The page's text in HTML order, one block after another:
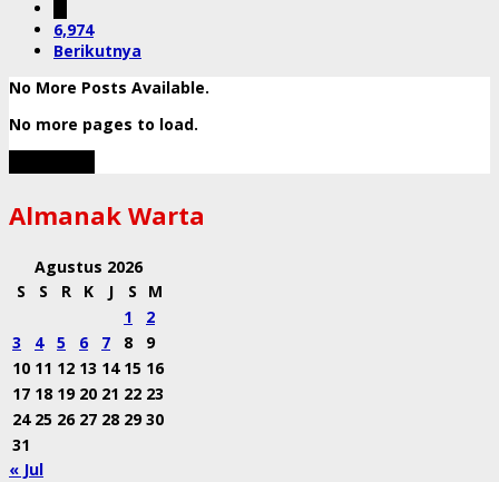
6,974
Berikutnya
No More Posts Available.
No more pages to load.
Almanak Warta
Agustus 2026
S
S R K J S
M
1
2
3
4 5 6 7 8
9
10 11 12 13 14 15 16
17 18 19 20 21 22 23
24 25 26 27 28 29 30
31
« Jul